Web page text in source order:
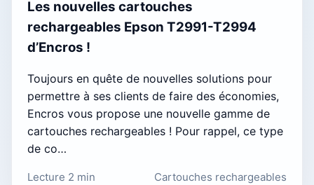
Les nouvelles cartouches
rechargeables Epson T2991-T2994
d’Encros !
Toujours en quête de nouvelles solutions pour
permettre à ses clients de faire des économies,
Encros vous propose une nouvelle gamme de
cartouches rechargeables ! Pour rappel, ce type
de co…
Lecture 2 min Cartouches rechargeables